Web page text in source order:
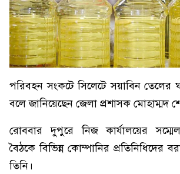
পরিবহন সংকটে সিলেটে সয়াবিন তেলের
বলে জানিয়েছেন জেলা প্রশাসক মোহাম্মদ
রোববার দুপুরে নিজ কার্যালয়ের
বৈঠকে বিভিন্ন কোম্পানির প্রতিনিধিদের
তিনি।